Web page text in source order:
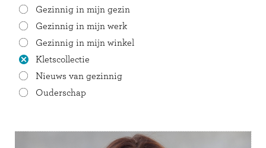
Gezinnig in mijn gezin
Gezinnig in mijn werk
Gezinnig in mijn winkel
Kletscollectie
Nieuws van gezinnig
Ouderschap